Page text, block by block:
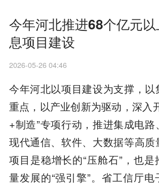
今年河北推进68个亿元
息项目建设
2026-05-26 04:46
今年河北以项目建设为支撑，以
重点，以产业创新为驱动，深入
+制造”专项行动，推进集成电路
现代通信、软件、大数据等高质
项目是稳增长的“压舱石”，也
量发展的“强引擎”。省工信厅电